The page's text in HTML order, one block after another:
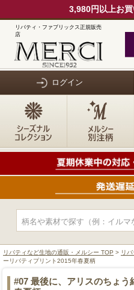
3,980円以上お
リバティ・ファブリックス正規販売
店
ログイン
リバティなど生地の通販・メルシー TOP > リ
ーリバティプリント2015年春夏柄
#07 最後に、アリスのちょ